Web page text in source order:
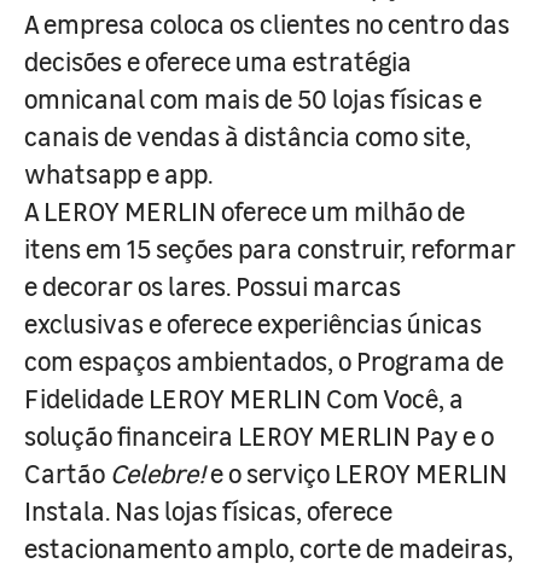
A empresa coloca os clientes no centro das
decisões e oferece uma estratégia
omnicanal com mais de 50 lojas físicas e
canais de vendas à distância como site,
whatsapp e app.
A LEROY MERLIN oferece um milhão de
itens em 15 seções para construir, reformar
e decorar os lares. Possui marcas
exclusivas e oferece experiências únicas
com espaços ambientados, o Programa de
Fidelidade LEROY MERLIN Com Você, a
solução financeira LEROY MERLIN Pay e o
Cartão Celebre!e o serviço LEROY MERLIN
Instala. Nas lojas físicas, oferece
estacionamento amplo, corte de madeiras,